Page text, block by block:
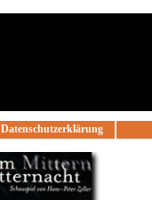
Datenschutzerklärung